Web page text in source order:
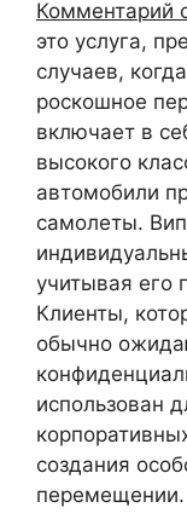
Комментарий
это услуга,
случаев,
роскошное
включает в
высокого
автомобили
самолеты.
учитывая его
Клиенты,
обычно
использован
создания
перемещении.